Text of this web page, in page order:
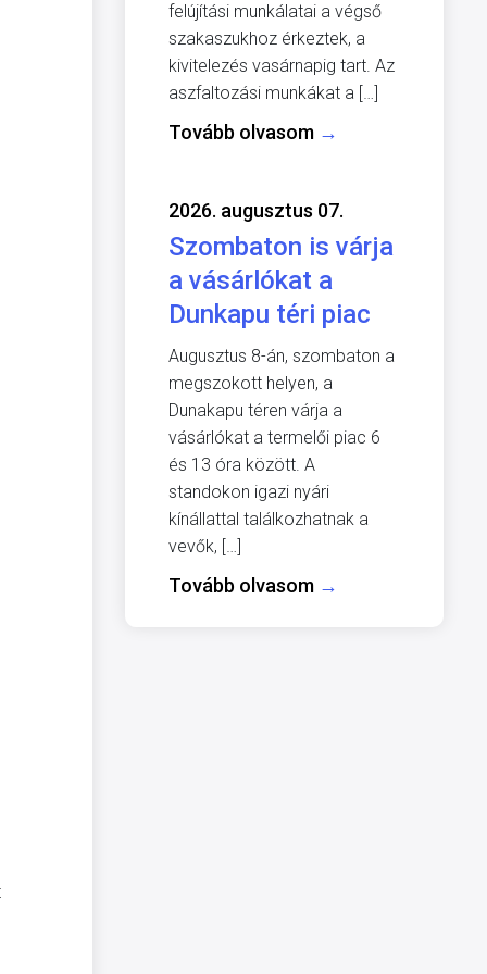
felújítási munkálatai a végső
szakaszukhoz érkeztek, a
kivitelezés vasárnapig tart. Az
aszfaltozási munkákat a […]
Tovább olvasom →
2026. augusztus 07.
Szombaton is várja
a vásárlókat a
Dunkapu téri piac
Augusztus 8-án, szombaton a
megszokott helyen, a
Dunakapu téren várja a
vásárlókat a termelői piac 6
és 13 óra között. A
standokon igazi nyári
kínállattal találkozhatnak a
vevők, […]
Tovább olvasom →